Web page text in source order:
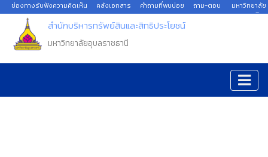
ช่องทางรับฟังความคิดเห็น คลังเอกสาร คำถามที่พบบ่อย ถาม-ตอบ
มหาวิทยาลัย
อุบลราชธานี
สำนักบริหารทรัพย์สินและสิทธิประโยชน์
มหาวิทยาลัยอุบลราชธานี